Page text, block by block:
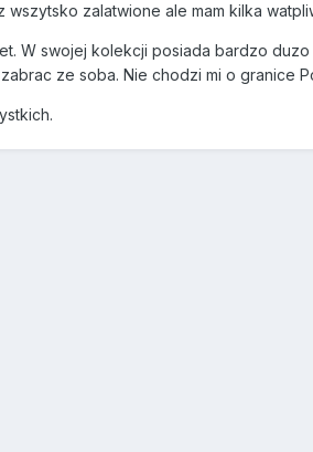
wszytsko zalatwione ale mam kilka
W swojej kolekcji posiada bardzo
ze soba. Nie chodzi mi o granice